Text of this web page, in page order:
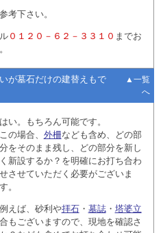
考下さい。
０１２０－６２－３３１０ までお
が墓石だけの建替えもで
▲一覧
へ
はい。もちろん可能です。
この場合、 外柵なども含め、どの部
分をそのまま残し、どの部分を新し
く新設するか？を明確にお打ち合わ
せさせていただく必要がございま
す。
例えば、砂利や拝石・ 墓誌・ 塔婆立
もございますので、現地を確認さ